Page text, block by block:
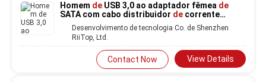
Homem de USB 3,0 ao adaptador fêmea de
SATA com cabo distribuidor de corrente
USB2.0 para a movimentaçãode disco rígido
HDDDesenvolvimento de tecnologia Co. de Shenzhen
RiiTop, Ltd.
Contact Now View Details